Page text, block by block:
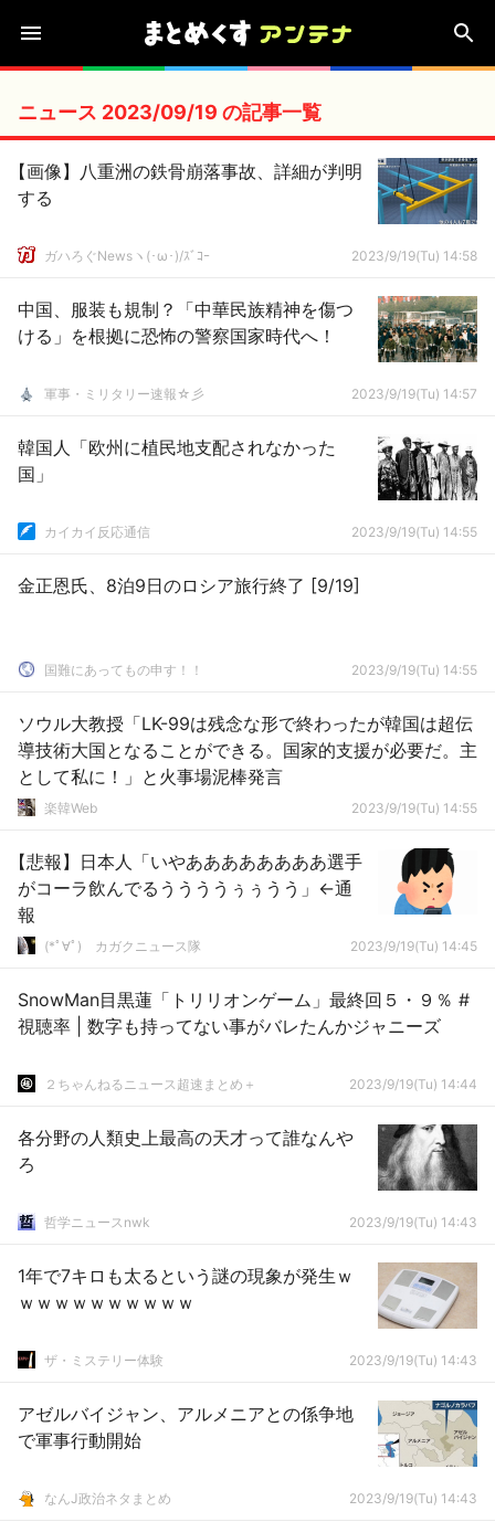
ニュース 2023/09/19 の記事一覧
【画像】八重洲の鉄骨崩落事故、詳細が判明
する
ガハろぐNewsヽ(･ω･)/ｽﾞｺｰ 2023/9/19(Tu) 14:58
中国、服装も規制？「中華民族精神を傷つ
ける」を根拠に恐怖の警察国家時代へ！
軍事・ミリタリー速報☆彡 2023/9/19(Tu) 14:57
韓国人「欧州に植民地支配されなかった
国」
カイカイ反応通信 2023/9/19(Tu) 14:55
金正恩氏、8泊9日のロシア旅行終了 [9/19]
国難にあってもの申す！！ 2023/9/19(Tu) 14:55
ソウル大教授「LK-99は残念な形で終わったが韓国は超伝
導技術大国となることができる。国家的支援が必要だ。主
として私に！」と火事場泥棒発言
楽韓Web 2023/9/19(Tu) 14:55
【悲報】日本人「いやああああああああ選手
がコーラ飲んでるううううぅぅうう」←通
報
(*ﾟ∀ﾟ)ゞカガクニュース隊 2023/9/19(Tu) 14:45
SnowMan目黒蓮「トリリオンゲーム」最終回５・９％ #
視聴率 | 数字も持ってない事がバレたんかジャニーズ
２ちゃんねるニュース超速まとめ＋ 2023/9/19(Tu) 14:44
各分野の人類史上最高の天才って誰なんや
ろ
哲学ニュースnwk 2023/9/19(Tu) 14:43
1年で7キロも太るという謎の現象が発生ｗ
ｗｗｗｗｗｗｗｗｗｗ
ザ・ミステリー体験 2023/9/19(Tu) 14:43
アゼルバイジャン、アルメニアとの係争地
で軍事行動開始
なんJ政治ネタまとめ 2023/9/19(Tu) 14:43